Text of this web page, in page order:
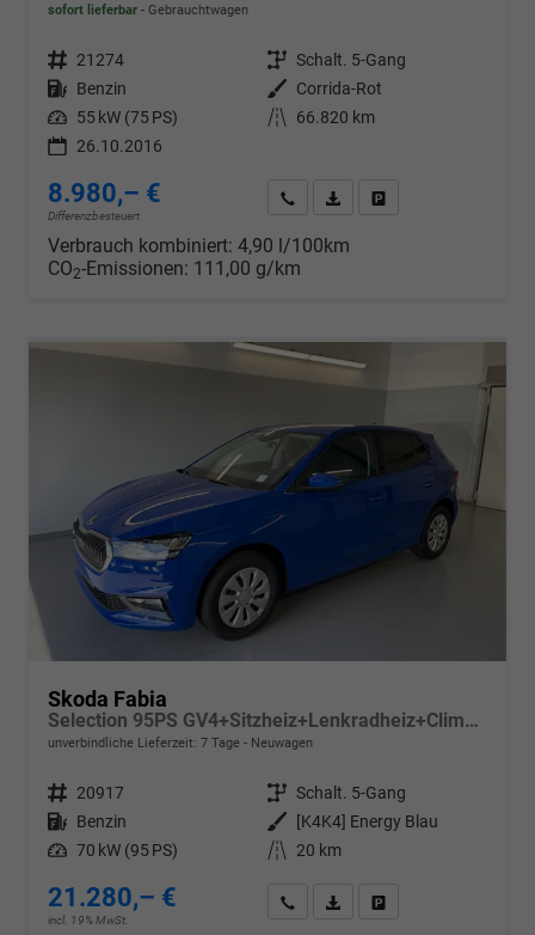
sofort lieferbar Gebrauchtwagen
Fahrzeugnr. 21274 Getriebe Schalt. 5-Gang
Kraftstoff Benzin Außenfarbe
Corrida-Rot
Leistung 55 kW (75 PS) Kilometerstand
66.820 km
26.10.2016
8.980,– €
Differenzbesteuert
Wir rufen Sie anPDF-Datei, Fahrzeugexposé
Verbrauch kombiniert: 4,90 l/100km
CO2-Emissionen: 111,00 g/km
Skoda Fabia
Selection 95PS GV4+Sitzheiz+Lenkradheiz+Climatronic+Sunset+AppConnect+PDC
unverbindliche Lieferzeit: 7 Tage Neuwagen
Fahrzeugnr. 20917 Getriebe Schalt. 5-Gang
Kraftstoff Benzin Außenfarbe
[K4K4] Energy Blau
Leistung 70 kW (95 PS) Kilometerstand 20 km
21.280,– €
incl. 19% MwSt.
Wir rufen Sie anPDF-Datei, Fahrzeugexposé